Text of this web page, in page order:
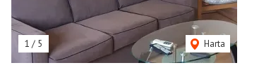
1 / 5 Harta